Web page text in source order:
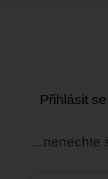
Přihlásit
...nenechte